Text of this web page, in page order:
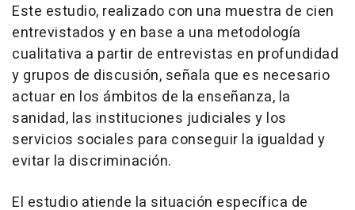
Este estudio, realizado con una muestra de cien
entrevistados y en base a una metodología
cualitativa a partir de entrevistas en profundidad
y grupos de discusión, señala que es necesario
actuar en los ámbitos de la enseñanza, la
sanidad, las instituciones judiciales y los
servicios sociales para conseguir la igualdad y
evitar la discriminación.
El estudio atiende la situación específica de